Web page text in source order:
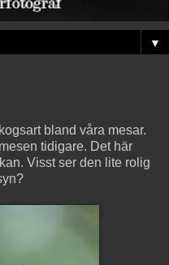
▼
bland våra mesar.
tidigare. Det här
Visst ser den lite rolig